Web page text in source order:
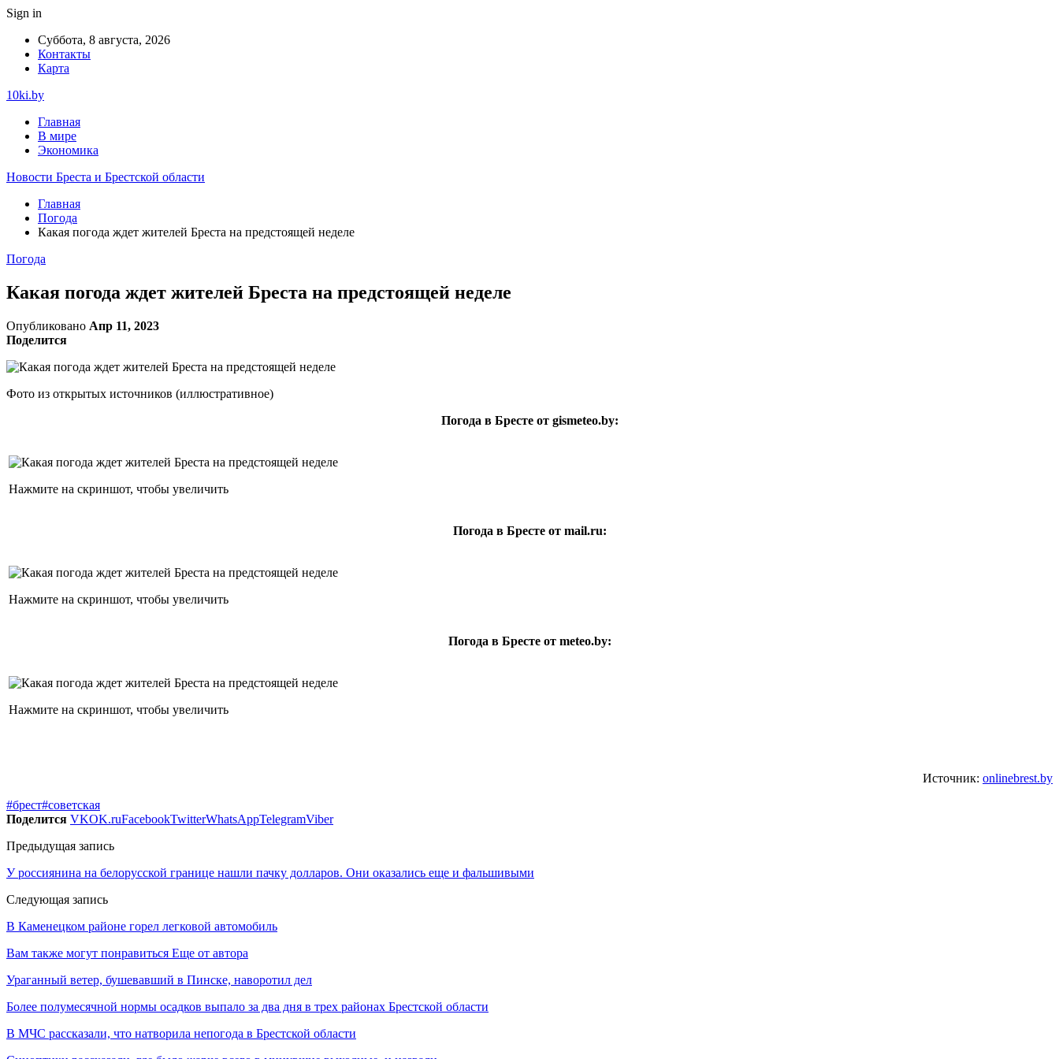
Sign in
Суббота, 8 августа, 2026
Контакты
Карта
10ki.by
Главная
В мире
Экономика
Новости Бреста и Брестской области
Главная
Погода
Какая погода ждет жителей Бреста на предстоящей неделе
Погода
Какая погода ждет жителей Бреста на предстоящей неделе
Опубликовано Апр 11, 2023
Поделится
Фото из открытых источников (иллюстративное)
Погода в Бресте от gismeteo.by:
Нажмите на скриншот, чтобы увеличить
Погода в Бресте от mail.ru:
Нажмите на скриншот, чтобы увеличить
Погода в Бресте от meteo.by:
Нажмите на скриншот, чтобы увеличить
Источник: onlinebrest.by
#брест#советская
Поделится VKOK.ruFacebookTwitterWhatsAppTelegramViber
Предыдущая запись
У россиянина на белорусской границе нашли пачку долларов. Они оказались еще и фальшивыми
Следующая запись
В Каменецком районе горел легковой автомобиль
Вам также могут понравиться Еще от автора
Ураганный ветер, бушевавший в Пинске, наворотил дел
Более полумесячной нормы осадков выпало за два дня в трех районах Брестской области
В МЧС рассказали, что натворила непогода в Брестской области